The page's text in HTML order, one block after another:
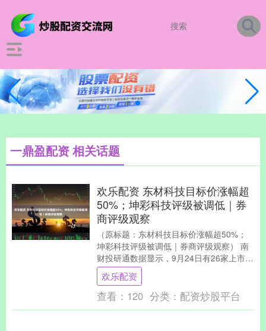
一鼎盈配资 相关话题
欢乐配资 东材科技目标价涨幅超
50%；坤彩科技评级被调低｜券
商评级观察
（原标题：东材科技目标价涨幅超50%；
坤彩科技评级被调低｜券商评级观察） 南
财投研通数据显示，9月24日有26家上市公
司得到券商推荐，其中券商给予上市公司
目标价....
欢乐配资
查看： 120 分类： 配资炒股平台